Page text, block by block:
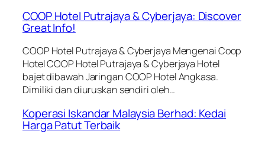
COOP Hotel Putrajaya & Cyberjaya: Discover
Great Info!
COOP Hotel Putrajaya & Cyberjaya Mengenai Coop
Hotel COOP Hotel Putrajaya & Cyberjaya Hotel
bajet dibawah Jaringan COOP Hotel Angkasa.
Dimiliki dan diuruskan sendiri oleh…
Koperasi Iskandar Malaysia Berhad: Kedai
Harga Patut Terbaik